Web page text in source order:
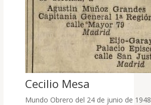
Cecilio Mesa
Mundo Obrero del 24 de junio de 1948